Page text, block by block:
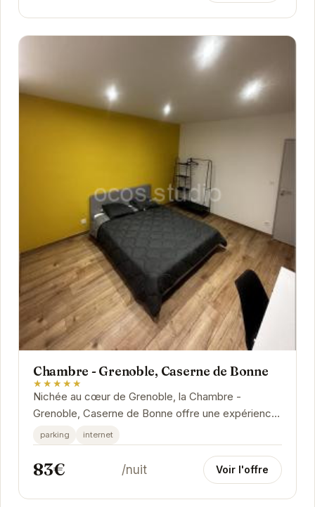
Chambre - Grenoble, Caserne de Bonne
★★★★★
Nichée au cœur de Grenoble, la Chambre -
Grenoble, Caserne de Bonne offre une expérience
unique. Imprégnée d'histoire, cette ancienne
caserne...
parking internet
83€ /nuit Voir l'offre